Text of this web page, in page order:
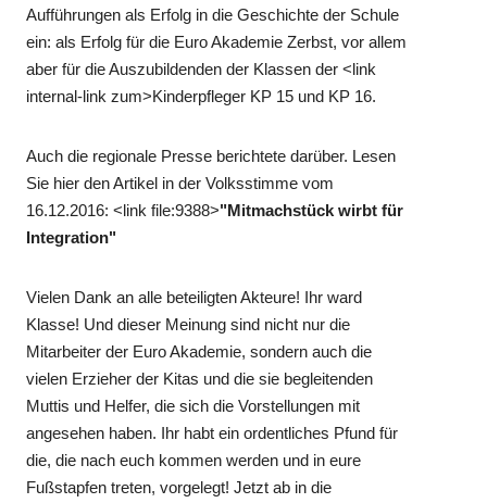
Aufführungen als Erfolg in die Geschichte der Schule
ein: als Erfolg für die Euro Akademie Zerbst, vor allem
aber für die Auszubildenden der Klassen der <link
internal-link zum>Kinderpfleger KP 15 und KP 16.
Auch die regionale Presse berichtete darüber. Lesen
Sie hier den Artikel in der Volksstimme vom
16.12.2016: <link file:9388>"Mitmachstück wirbt für
Integration"
Vielen Dank an alle beteiligten Akteure! Ihr ward
Klasse! Und dieser Meinung sind nicht nur die
Mitarbeiter der Euro Akademie, sondern auch die
vielen Erzieher der Kitas und die sie begleitenden
Muttis und Helfer, die sich die Vorstellungen mit
angesehen haben. Ihr habt ein ordentliches Pfund für
die, die nach euch kommen werden und in eure
Fußstapfen treten, vorgelegt! Jetzt ab in die